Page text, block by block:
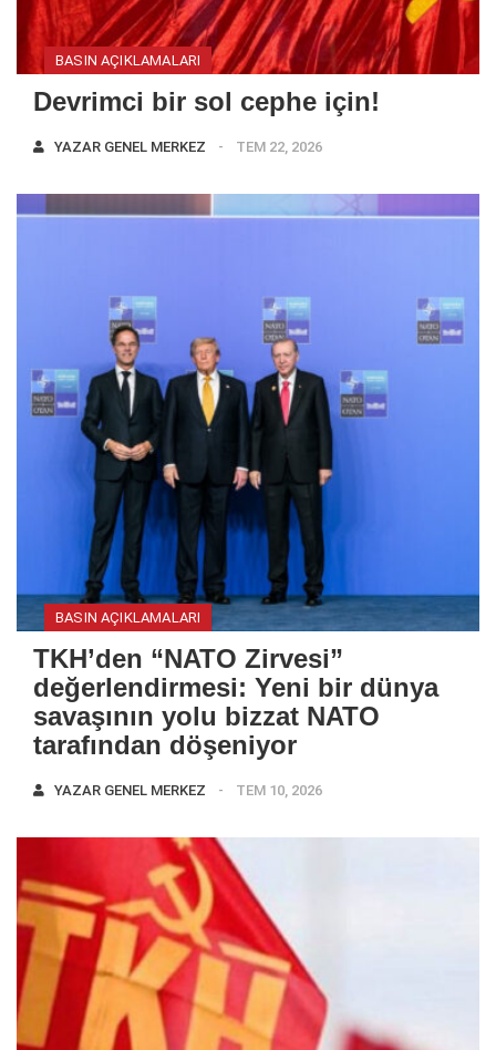
BASIN AÇIKLAMALARI
Devrimci bir sol cephe için!
YAZAR GENEL MERKEZ TEM 22, 2026
BASIN AÇIKLAMALARI
TKH’den “NATO Zirvesi”
değerlendirmesi: Yeni bir dünya
savaşının yolu bizzat NATO
tarafından döşeniyor
YAZAR GENEL MERKEZ TEM 10, 2026